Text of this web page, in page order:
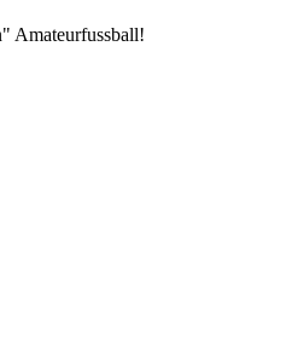
Amateurfussball!